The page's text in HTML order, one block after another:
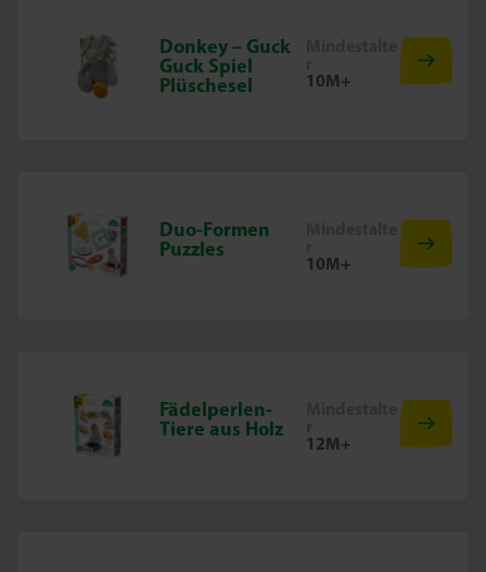
Donkey – Guck
Guck Spiel
Plüschesel
10M+
Duo-Formen
Puzzles
10M+
Fädelperlen-
Tiere aus Holz
12M+